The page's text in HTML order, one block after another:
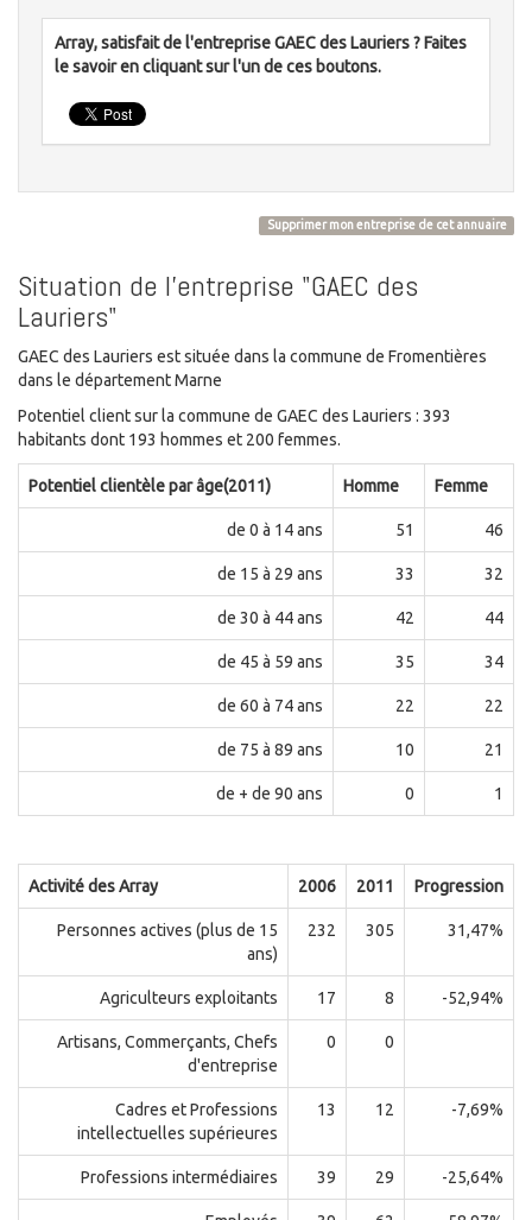
Array, satisfait de l'entreprise GAEC des Lauriers ? Faites
le savoir en cliquant sur l'un de ces boutons.
Supprimer mon entreprise de cet annuaire
Situation de l'entreprise "GAEC des
Lauriers"
GAEC des Lauriers est située dans la commune de Fromentières
dans le département Marne
Potentiel client sur la commune de GAEC des Lauriers : 393
habitants dont 193 hommes et 200 femmes.
Potentiel clientèle par âge(2011) Homme Femme
de 0 à 14 ans 51 46
de 15 à 29 ans 33 32
de 30 à 44 ans 42 44
de 45 à 59 ans 35 34
de 60 à 74 ans 22 22
de 75 à 89 ans 10 21
de + de 90 ans 0 1
Activité des Array 2006 2011 Progression
Personnes actives (plus de 15
ans)
232 305 31,47%
Agriculteurs exploitants 17 8 -52,94%
Artisans, Commerçants, Chefs
d'entreprise
0 0
Cadres et Professions
intellectuelles supérieures
13 12 -7,69%
Professions intermédiaires 39 29 -25,64%